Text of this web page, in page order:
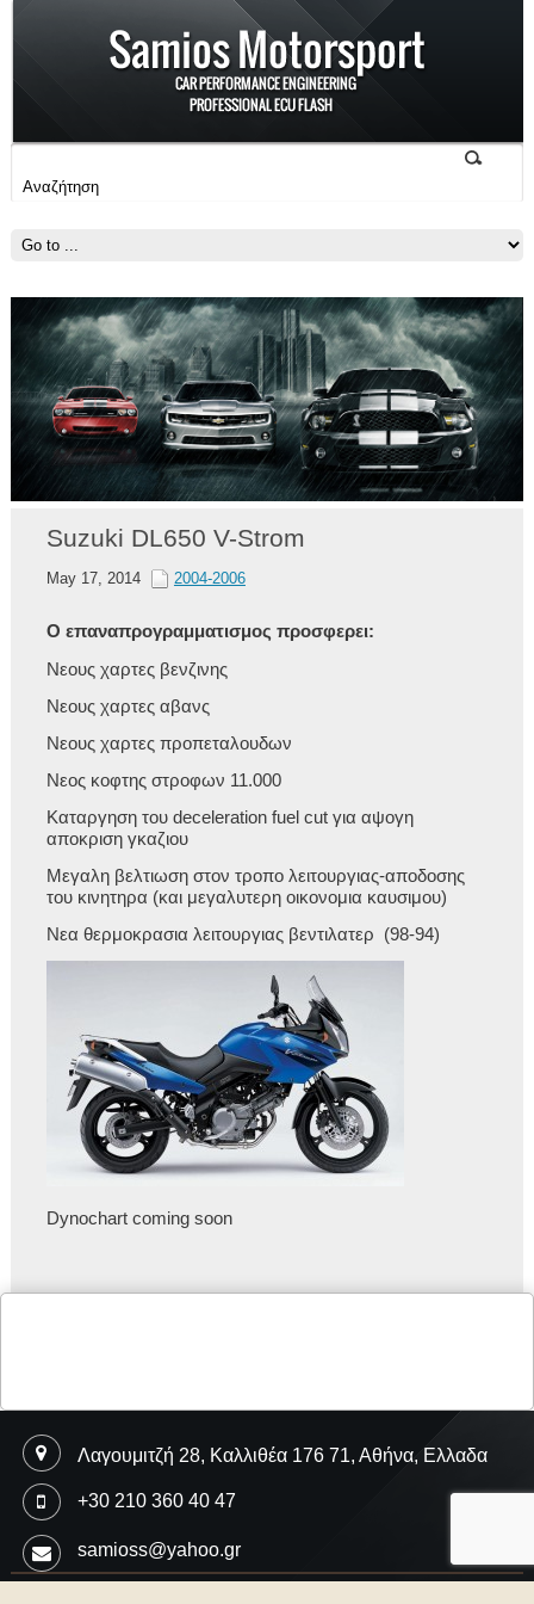
Suzuki DL650 V-Strom
May 17, 2014 2004-2006
Ο επαναπρογραμματισμος προσφερει:
Νεους χαρτες βενζινης
Νεους χαρτες αβανς
Νεους χαρτες προπεταλουδων
Νεος κοφτης στροφων 11.000
Καταργηση του deceleration fuel cut για αψογη
αποκριση γκαζιου
Μεγαλη βελτιωση στον τροπο λειτουργιας-αποδοσης
του κινητηρα (και μεγαλυτερη οικονομια καυσιμου)
Νεα θερμοκρασια λειτουργιας βεντιλατερ (98-94)
Dynochart coming soon
Λαγουμιτζή 28, Καλλιθέα 176 71, Αθήνα, Ελλαδα
+30 210 360 40 47
samioss@yahoo.gr